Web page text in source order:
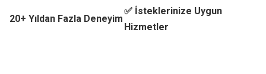
20+ Yıldan Fazla Deneyim
✅ İsteklerinize Uygun
Hizmetler